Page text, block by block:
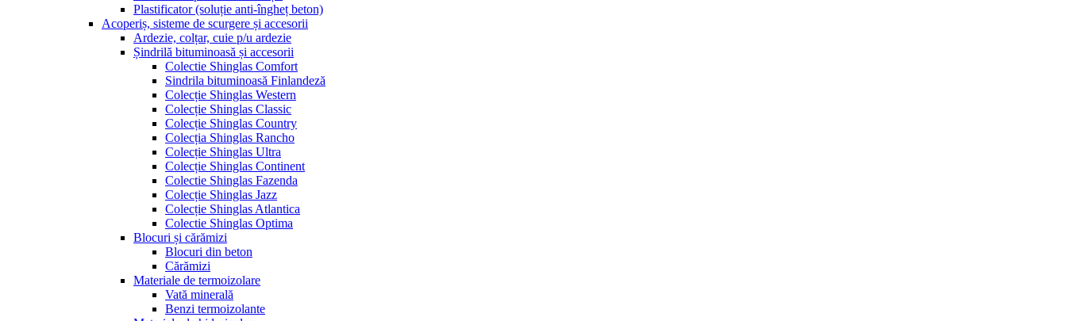
Plastificator (soluție anti-îngheț beton)
Acoperiș, sisteme de scurgere și accesorii
Ardezie, colțar, cuie p/u ardezie
Șindrilă bituminoasă și accesorii
Colectie Shinglas Comfort
Sindrila bituminoasă Finlandeză
Colecție Shinglas Western
Colecție Shinglas Classic
Colecție Shinglas Country
Colecția Shinglas Rancho
Colecție Shinglas Ultra
Colecție Shinglas Continent
Colectie Shinglas Fazenda
Colecție Shinglas Jazz
Colecție Shinglas Atlantica
Colectie Shinglas Optima
Blocuri și cărămizi
Blocuri din beton
Cărămizi
Materiale de termoizolare
Vată minerală
Benzi termoizolante